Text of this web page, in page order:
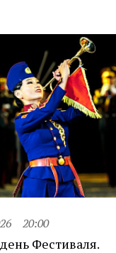
20:00
Фестиваля.